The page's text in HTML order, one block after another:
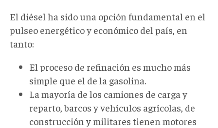
El diésel ha sido una opción fundamental en el
pulseo energético y económico del país, en
tanto:
El proceso de refinación es mucho más
simple que el de la gasolina.
La mayoría de los camiones de carga y
reparto, barcos y vehículos agrícolas, de
construcción y militares tienen motores